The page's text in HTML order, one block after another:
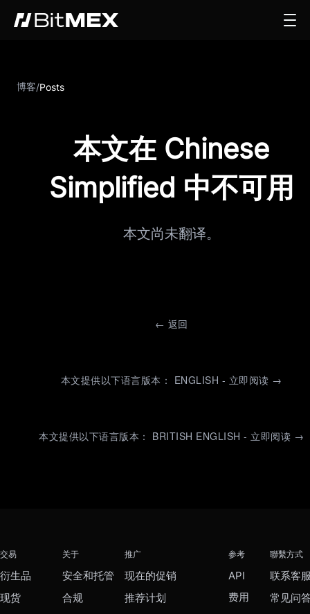
博客/Posts
本文在 Chinese
Simplified 中不可用
本文尚未翻译。
← 返回
本文提供以下语言版本： ENGLISH - 立即阅读 →
本文提供以下语言版本： BRITISH ENGLISH - 立即阅读 →
交易
衍生品
现货
关于
安全和托管
合规
推广
现在的促销
推荐计划
参考
API
费用
聯繫方式
联系客
常见问